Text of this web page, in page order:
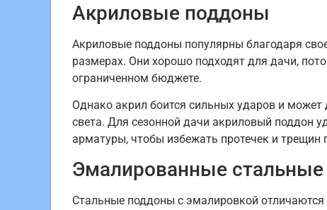
Акриловые поддоны
Акриловые поддоны популярны благодаря
размерах. Они хорошо подходят для дачи,
ограниченном бюджете.
Однако акрил боится сильных ударов и
света. Для сезонной дачи акриловый поддон
арматуры, чтобы избежать протечек и трещин
Эмалированные
Стальные поддоны с эмалировкой